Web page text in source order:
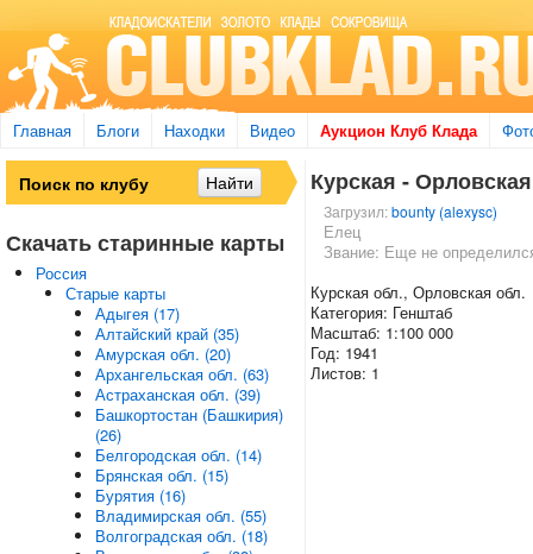
Главная Блоги Находки Видео Аукцион Клуб Клада
Курская -
Загрузил:bounty (alexysc)
Елец
Звание: Еще не
Курская обл., Орловская обл.
Категория: Генштаб
Масштаб: 1:100 000
Год: 1941
Листов: 1
Скачать старинные карты
Россия
Старые карты
Адыгея (17)
Алтайский край (35)
Амурская обл. (20)
Архангельская обл. (63)
Астраханская обл. (39)
Башкортостан (Башкирия)
(26)
Белгородская обл. (14)
Брянская обл. (15)
Бурятия (16)
Владимирская обл. (55)
Волгоградская обл. (18)